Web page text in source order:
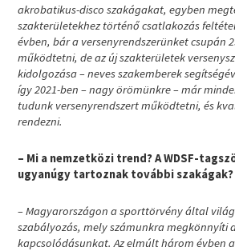
akrobatikus-disco szakágakat, egyben
szakterületekhez történő csatlakozás
évben, bár a versenyrendszerünket csupán
működtetni, de az új szakterületek
kidolgozása – neves szakemberek
így 2021-ben – nagy örömünkre – már
tudunk versenyrendszert működtetni, és
rendezni.
– Mi a nemzetközi trend? A WDSF-
ugyanúgy tartoznak további szakágak?
– Magyarországon a sporttörvény által
szabályozás, mely számunkra megkönnyíti
kapcsolódásunkat. Az elmúlt három évben